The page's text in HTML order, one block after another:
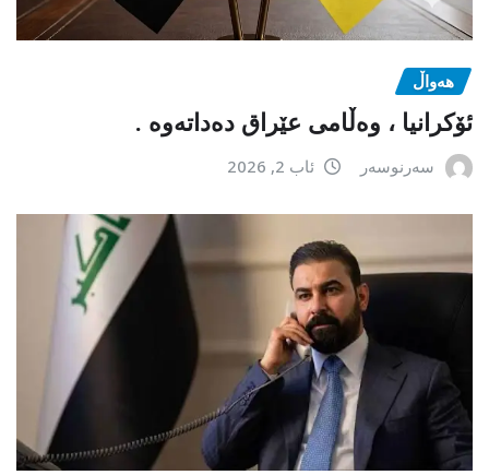
هەواڵ
ئۆکرانیا ، وەڵامی عێراق دەداتەوە .
سەرنوسەر ئاب 2, 2026